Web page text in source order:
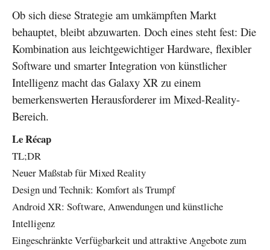
Ob sich diese Strategie am umkämpften Markt
behauptet, bleibt abzuwarten. Doch eines steht fest: Die
Kombination aus leichtgewichtiger Hardware, flexibler
Software und smarter Integration von künstlicher
Intelligenz macht das Galaxy XR zu einem
bemerkenswerten Herausforderer im Mixed-Reality-
Bereich.
Le Récap
TL;DR
Neuer Maßstab für Mixed Reality
Design und Technik: Komfort als Trumpf
Android XR: Software, Anwendungen und künstliche
Intelligenz
Eingeschränkte Verfügbarkeit und attraktive Angebote zum